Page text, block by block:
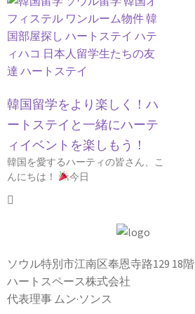
韓国留学をより楽しく！ハ
ートステイと一緒にハーテ
ィイベントを楽しもう！
韓国を愛するハーティの皆さん、こ
んにちは！
今日
ソウル特別市江南区奉恩寺路129 18階
ハートスペース株式会社
代表理事 ムン·ソンス